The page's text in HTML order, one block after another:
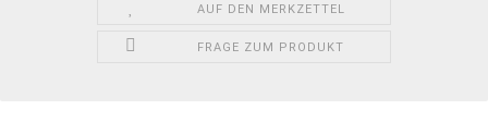
AUF DEN MERKZETTEL
FRAGE ZUM PRODUKT